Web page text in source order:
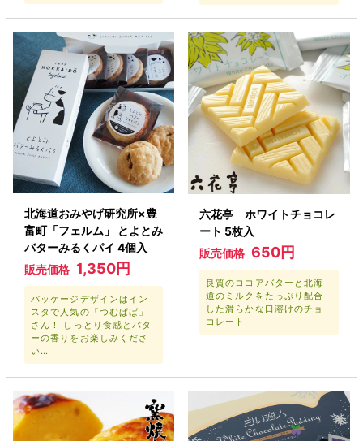
北海道おみやげ研究所×豊
富町「フェルム」 とよとみ
バターみるくパイ 4個入
販売価格 1,350円
パッケージデザインはイン
スタで人気の「つむぱぱ」
さん！ しっとり食感とバタ
ーの香りをお楽しみくださ
い…
六花亭 ホワイトチョコレ
ート 5枚入
販売価格 650円
良質のココアバターと北海
道のミルクをたっぷり配合
した滑らかな口溶けのチョ
コレート